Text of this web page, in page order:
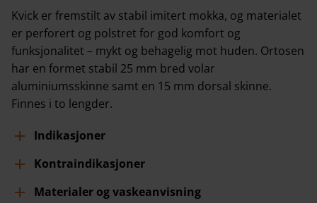
Kvick er fremstilt av stabil imitert mokka, og materialet
er perforert og polstret for god komfort og
funksjonalitet – mykt og behagelig mot huden. Ortosen
har en formet stabil 25 mm bred volar
aluminiumsskinne samt en 15 mm dorsal skinne.
Finnes i to lengder.
Indikasjoner
Kontraindikasjoner
Materialer og vaskeanvisning